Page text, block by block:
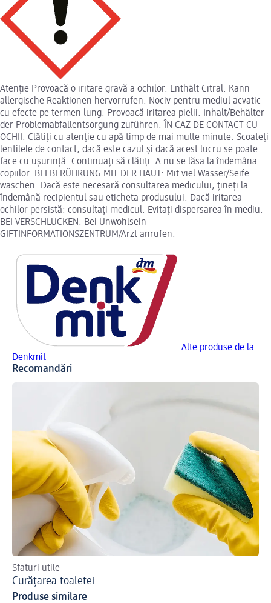
Atenție Provoacă o iritare gravă a ochilor. Enthält Citral. Kann
allergische Reaktionen hervorrufen. Nociv pentru mediul acvatic
cu efecte pe termen lung. Provoacă iritarea pielii. Inhalt/Behälter
der Problemabfallentsorgung zuführen. ÎN CAZ DE CONTACT CU
OCHII: Clătiți cu atenție cu apă timp de mai multe minute. Scoateți
lentilele de contact, dacă este cazul și dacă acest lucru se poate
face cu ușurință. Continuați să clătiți. A nu se lăsa la îndemâna
copiilor. BEI BERÜHRUNG MIT DER HAUT: Mit viel Wasser/Seife
waschen. Dacă este necesară consultarea medicului, țineți la
îndemână recipientul sau eticheta produsului. Dacă iritarea
ochilor persistă: consultaţi medicul. Evitaţi dispersarea în mediu.
BEI VERSCHLUCKEN: Bei Unwohlsein
GIFTINFORMATIONSZENTRUM/Arzt anrufen.
Alte produse de la
Denkmit
Recomandări
Sfaturi utile
Curățarea toaletei
Produse similare